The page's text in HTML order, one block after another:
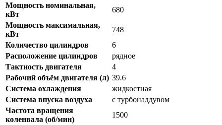
Мощность номинальная,
кВт
680
Мощность максимальная,
кВт
748
Количество цилиндров
6
Расположение цилиндров
рядное
Тактность двигателя
4
Рабочий объём двигателя (л) 39.6
Система охлаждения
жидкостная
Система впуска воздуха
с турбонаддувом
Частота вращения
коленвала (об/мин)
1500